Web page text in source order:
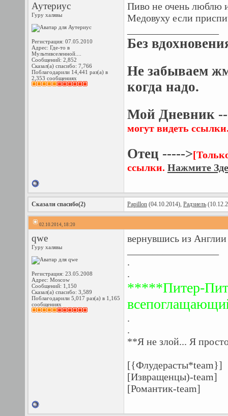
Аутериус
Гуру халявы
Регистрация: 07.05.2010
Адрес: Где-то в
Мультивселенной....
Сообщений: 2,852
Сказал(а) спасибо: 7,766
Поблагодарили 14,441 раз(а) в
2,353 сообщениях
Пиво не очень люблю
Медовуху если
Без
Не забываем
когда надо.
Мой Дневник
могут видеть
Отец ----->
ссылки. Нажмите
Сказали спасибо(2) Papillon (04.10.2014), Радзиель
02.10.2014, 18:20
qwe
Гуру халявы
Регистрация: 23.05.2008
Адрес: Moscow
Сообщений: 1,150
Сказал(а) спасибо: 3,589
Поблагодарили 5,017 раз(а) в 1,165
сообщениях
вернувшись из
.
.
*****Питер-
.
.
**Я не злой... Я
[{Флудерасты*team}]
[Извращенцы)-team]
[Романтик-team]